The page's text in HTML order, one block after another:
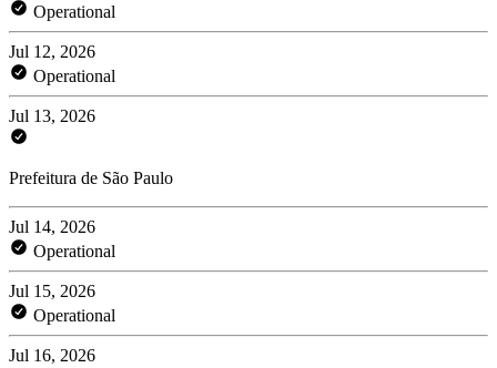
Operational
Jul 12, 2026
Operational
Jul 13, 2026
Prefeitura de São Paulo
Jul 14, 2026
Operational
Jul 15, 2026
Operational
Jul 16, 2026